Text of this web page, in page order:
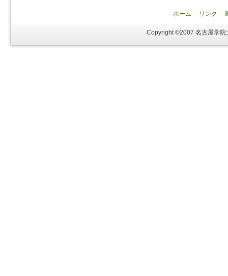
ホーム リンク
Copyright ©2007 名古屋学